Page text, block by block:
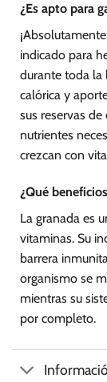
¿Es apto para
indicado para
durante toda la
calórica y
sus reservas
nutrientes
crezcan con
¿Qué
La granada es
vitaminas. Su
barrera
organismo se
mientras su
por completo.